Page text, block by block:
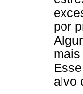
por
alvo